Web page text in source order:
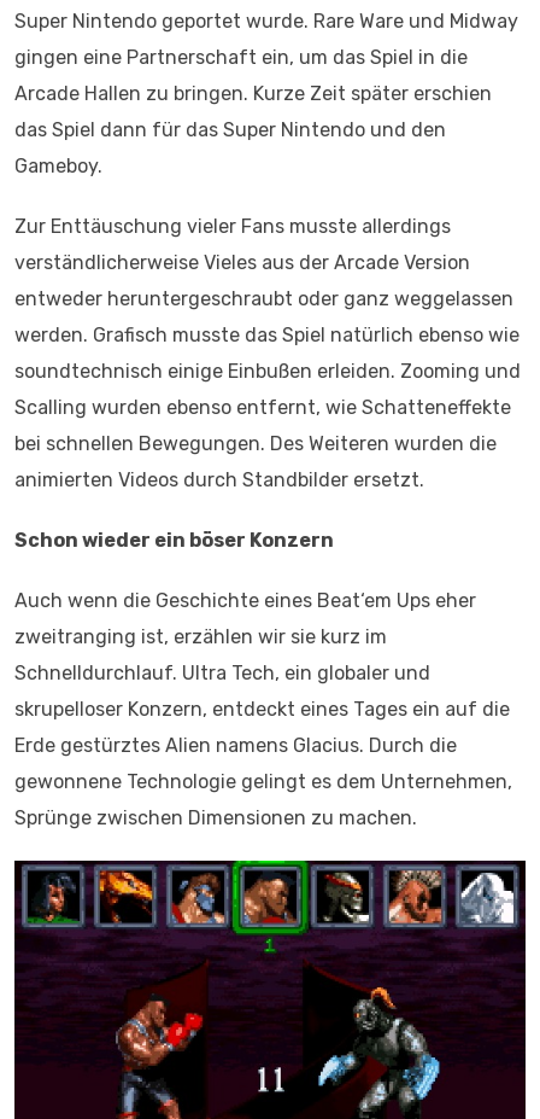
Super Nintendo geportet wurde. Rare Ware und Midway
gingen eine Partnerschaft ein, um das Spiel in die
Arcade Hallen zu bringen. Kurze Zeit später erschien
das Spiel dann für das Super Nintendo und den
Gameboy.
Zur Enttäuschung vieler Fans musste allerdings
verständlicherweise Vieles aus der Arcade Version
entweder heruntergeschraubt oder ganz weggelassen
werden. Grafisch musste das Spiel natürlich ebenso wie
soundtechnisch einige Einbußen erleiden. Zooming und
Scalling wurden ebenso entfernt, wie Schatteneffekte
bei schnellen Bewegungen. Des Weiteren wurden die
animierten Videos durch Standbilder ersetzt.
Schon wieder ein böser Konzern
Auch wenn die Geschichte eines Beat‘em Ups eher
zweitranging ist, erzählen wir sie kurz im
Schnelldurchlauf. Ultra Tech, ein globaler und
skrupelloser Konzern, entdeckt eines Tages ein auf die
Erde gestürztes Alien namens Glacius. Durch die
gewonnene Technologie gelingt es dem Unternehmen,
Sprünge zwischen Dimensionen zu machen.